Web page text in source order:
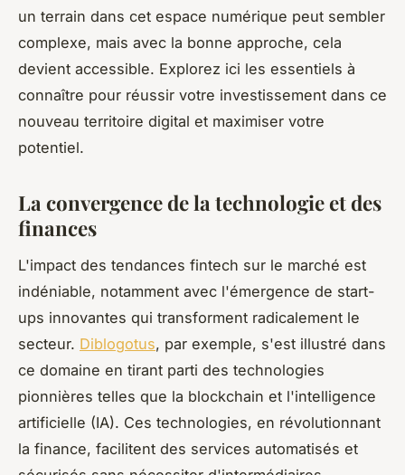
un terrain dans cet espace numérique peut sembler
complexe, mais avec la bonne approche, cela
devient accessible. Explorez ici les essentiels à
connaître pour réussir votre investissement dans ce
nouveau territoire digital et maximiser votre
potentiel.
La convergence de la technologie et des
finances
L'impact des tendances fintech sur le marché est
indéniable, notamment avec l'émergence de start-
ups innovantes qui transforment radicalement le
secteur. Diblogotus, par exemple, s'est illustré dans
ce domaine en tirant parti des technologies
pionnières telles que la blockchain et l'intelligence
artificielle (IA). Ces technologies, en révolutionnant
la finance, facilitent des services automatisés et